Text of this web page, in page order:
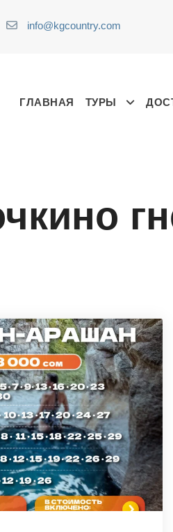
info@kgcountry.com
ГЛАВНАЯ ТУРЫ